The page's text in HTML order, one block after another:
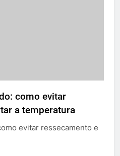
como evitar
a temperatura
evitar ressecamento e